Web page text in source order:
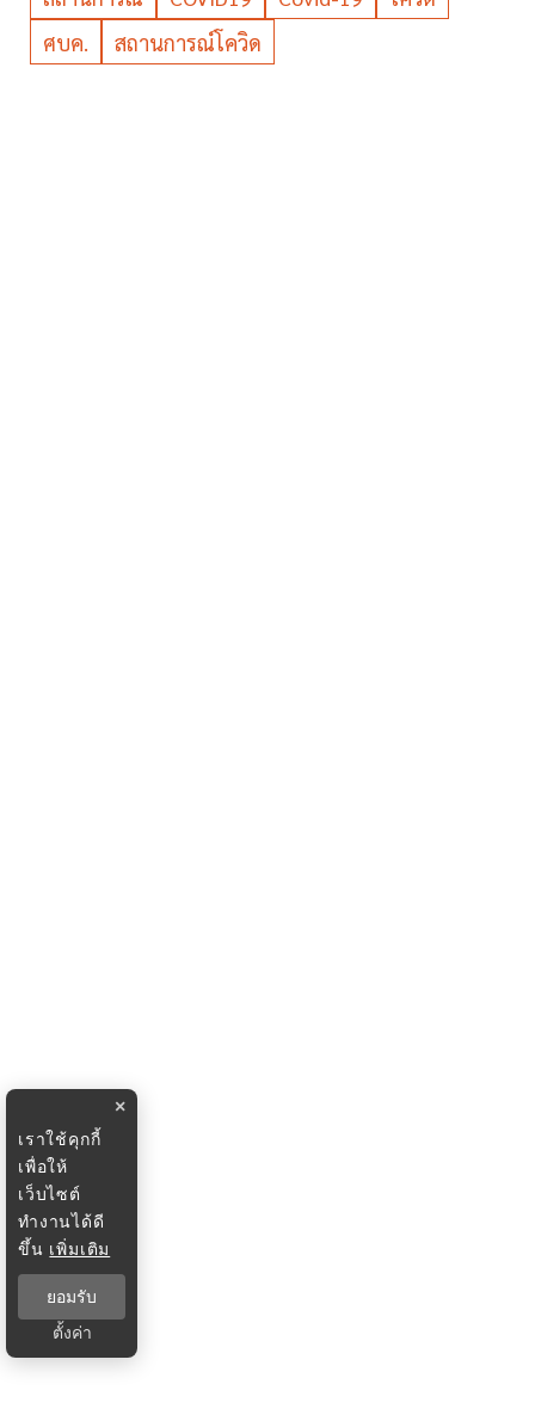
ศบค.
สถานการณ์โควิด
×
เราใช้คุกกี้
เพื่อให้
เว็บไซต์
ทำงานได้ดี
ขึ้น เพิ่มเติม
ยอมรับ
ตั้งค่า